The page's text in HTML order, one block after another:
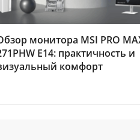
монитора MSI PRO
E14: практичность и
комфорт